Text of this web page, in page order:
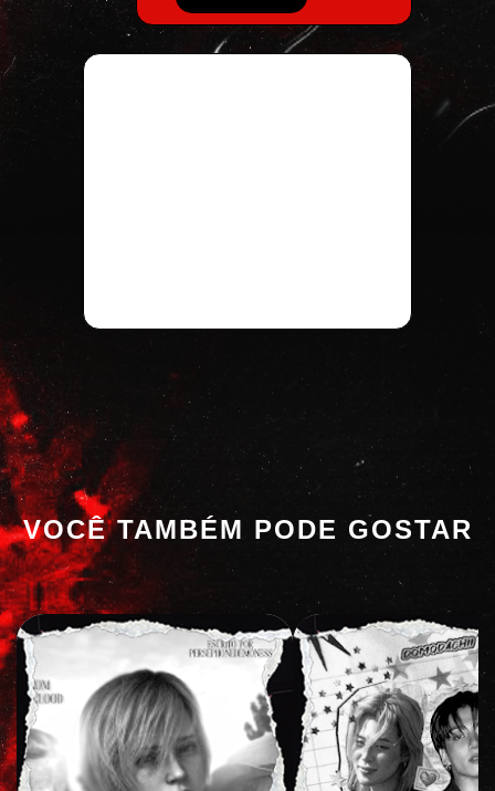
VOCÊ TAMBÉM PODE GOSTAR